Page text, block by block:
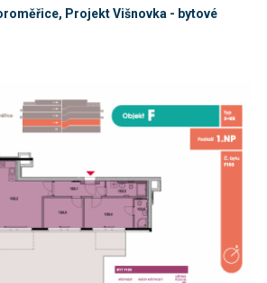
Projekt Višnovka - bytové